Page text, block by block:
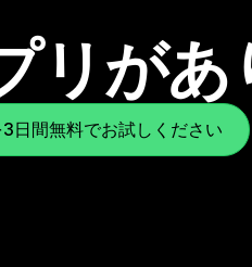
リがあ
日間無料でお試しください